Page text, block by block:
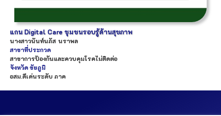
แกน Digital Care ชุมชนรอบรู้ด้านสุขภาพ
นางสาวนันท์นภัส นราพล
สาขาที่ประกวด
สาขาการป้องกันและควบคุมโรคไม่ติดต่อ
จังหวัดชัยภูมิ
อสม.ดีเด่นระดับ ภาค